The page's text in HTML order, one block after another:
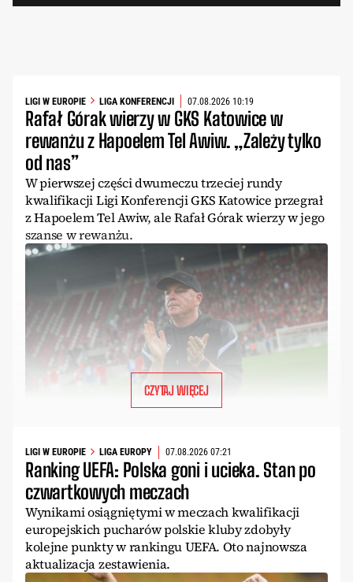
LIGI W EUROPIE LIGA KONFERENCJI 07.08.2026 10:19
Rafał Górak wierzy w GKS Katowice w
rewanżu z Hapoelem Tel Awiw. „Zależy tylko
od nas”
W pierwszej części dwumeczu trzeciej rundy
kwalifikacji Ligi Konferencji GKS Katowice przegrał
z Hapoelem Tel Awiw, ale Rafał Górak wierzy w jego
szanse w rewanżu.
CZYTAJ WIĘCEJ
LIGI W EUROPIE LIGA EUROPY 07.08.2026 07:21
Ranking UEFA: Polska goni i ucieka. Stan po
czwartkowych meczach
Wynikami osiągniętymi w meczach kwalifikacji
europejskich pucharów polskie kluby zdobyły
kolejne punkty w rankingu UEFA. Oto najnowsza
aktualizacja zestawienia.